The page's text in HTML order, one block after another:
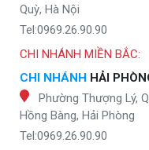
Quỳ, Hà Nội
Tel:0969.26.90.90
CHI NHÁNH MIỀN BẮC:
CHI NHÁNH HẢI
Phường Thượng Lý,
Hồng Bàng, Hải Phòng
Tel:0969.26.90.90